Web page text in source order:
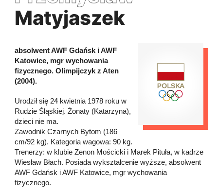
Matyjaszek
absolwent AWF Gdańsk i AWF
Katowice, mgr wychowania
fizycznego. Olimpijczyk z Aten
(2004).
Urodził się 24 kwietnia 1978 roku w
Rudzie Śląskiej. Żonaty (Katarzyna),
dzieci nie ma.
Zawodnik Czarnych Bytom (186
cm/92 kg). Kategoria wagowa: 90 kg.
Trenerzy: w klubie Zenon Mościcki i Marek Pituła, w kadrze
Wiesław Błach. Posiada wykształcenie wyższe, absolwent
AWF Gdańsk i AWF Katowice, mgr wychowania
fizycznego.